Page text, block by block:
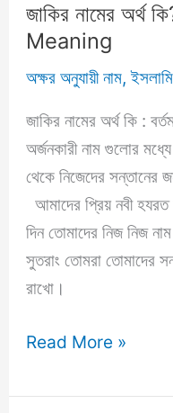
জাকির নামের
Meaning
অক্ষর অনুযায়ী নাম,
জাকির নামের অর্থ কি :
অর্জনকারী নাম গুলোর
থেকে নিজেদের সন্তানের
আমাদের প্রিয় নবী হযরত
দিন তোমাদের নিজ নিজ
সুতরাং তোমরা তোমাদের
রাখো।
জাকির
অর্থ
Read More »